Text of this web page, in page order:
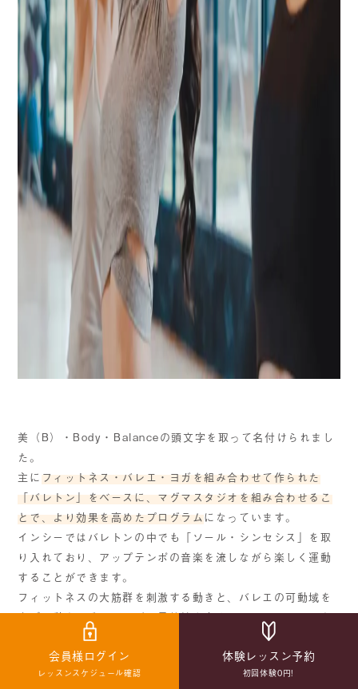
会員様ログイン
レッスンスケジュール確認
体験レッスン予約
初回体験0円!
美（B）・Body・Balanceの頭文字を取って名付けられまし
た。
主にフィットネス・バレエ・ヨガを組み合わせて作られた
「バレトン」をベースに、マグマスタジオを組み合わせるこ
とで、より効果を高めたプログラムになっています。
インシーではバレトンの中でも「ソール・シンセシス」を取
り入れており、アップテンポの音楽を流しながら楽しく運動
することができます。
フィットネスの大筋群を刺激する動きと、バレエの可動域を
広げる動き、そしてヨガの柔軟性を高めつつリラックスでき
る動きを組み合わせ、美しくバランスの取れた全身を目指せ
ます。